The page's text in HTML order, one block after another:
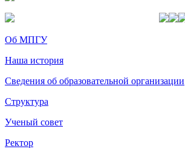
Об МПГУ
Наша история
Сведения об образовательной организации
Структура
Ученый совет
Ректор